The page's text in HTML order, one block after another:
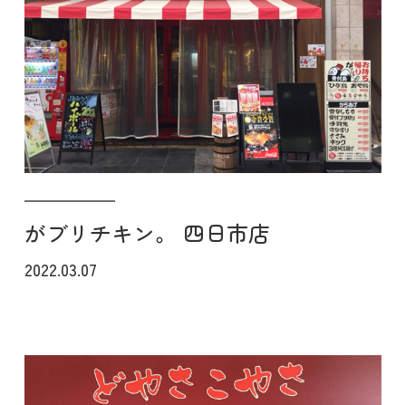
がブリチキン。 四日市店
2022.03.07